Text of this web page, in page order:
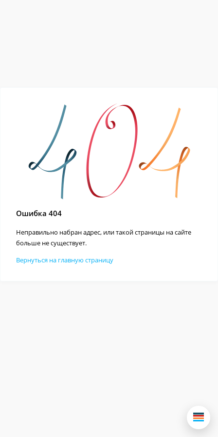
Ошибка 404
Неправильно набран адрес, или такой страницы на сайте
больше не существует.
Вернуться на главную страницу